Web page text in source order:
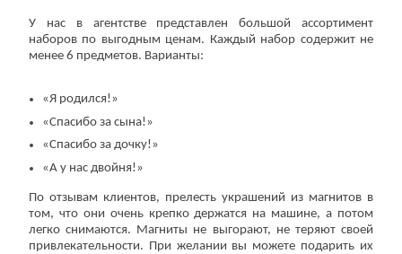
У нас в агентстве представлен большой ассортимент
наборов по выгодным ценам. Каждый набор содержит не
менее 6 предметов. Варианты:
«Я родился!»
«Спасибо за сына!»
«Спасибо за дочку!»
«А у нас двойня!»
По отзывам клиентов, прелесть украшений из магнитов в
том, что они очень крепко держатся на машине, а потом
легко снимаются. Магниты не выгорают, не теряют своей
привлекательности. При желании вы можете подарить их